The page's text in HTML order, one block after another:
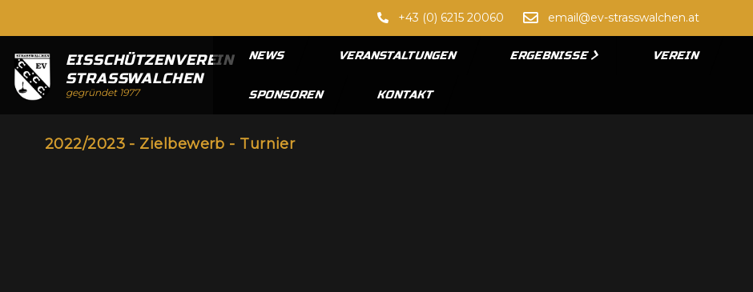
+43 (0) 6215 20060 email@ev-strasswalchen.at
EISSCHÜTZENVEREIN
STRASSWALCHEN
gegründet 1977
NEWS VERANSTALTUNGEN ERGEBNISSE VEREIN
SPONSOREN KONTAKT
2022/2023 - Zielbewerb - Turnier